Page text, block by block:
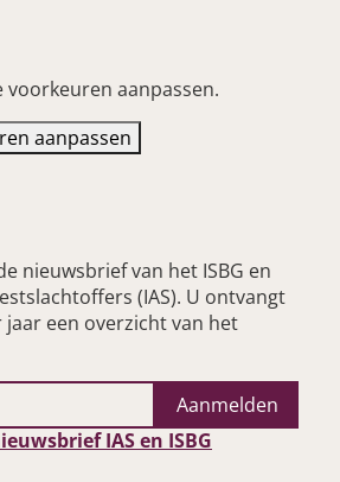
voorkeuren aanpassen.
aanpassen
nieuwsbrief van het ISBG en
(IAS). U ontvangt
jaar een overzicht van het
Aanmelden
IAS en ISBG